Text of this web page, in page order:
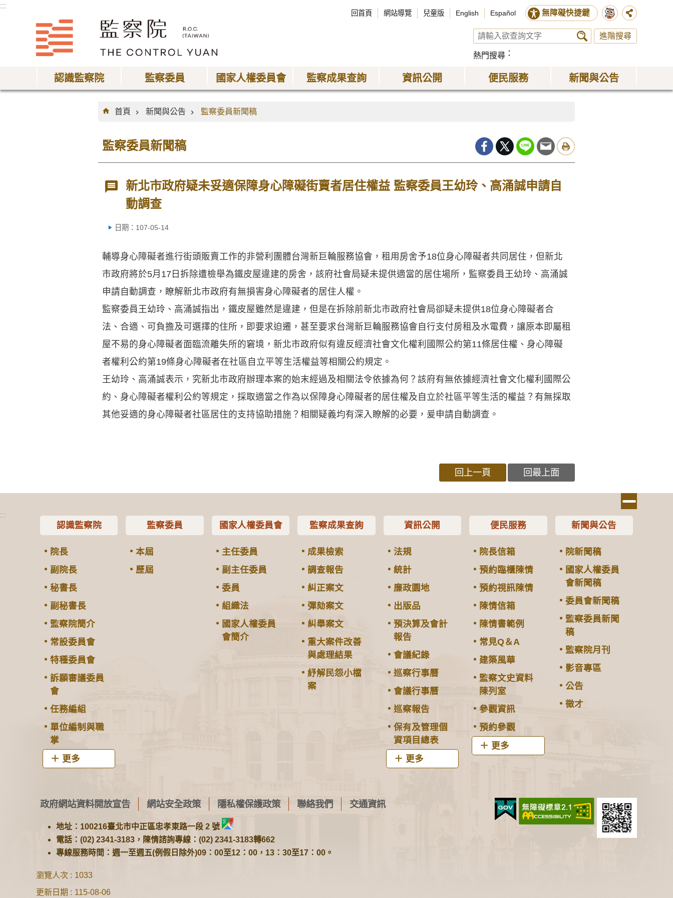
:::
回首頁 網站導覽 兒童版 English Español 無障礙快捷鍵
進階搜尋
熱門搜尋
認識監察院 監察委員 國家人權委員會 監察成果查詢 資訊公開 便民服務 新聞與公告
:::
首頁
新聞與公告 監察委員新聞稿
監察委員新聞稿
新北市政府疑未妥適保障身心障礙街賣者居住權益 監察委員王幼玲、高涌誠申請自
動調查
日期：107-05-14
輔導身心障礙者進行街頭販賣工作的非營利團體台灣新巨輪服務協會，租用房舍予18位身心障礙者共同居住，但新北
市政府將於5月17日拆除遭檢舉為鐵皮屋違建的房舍，該府社會局疑未提供適當的居住場所，監察委員王幼玲、高涌誠
申請自動調查，瞭解新北市政府有無損害身心障礙者的居住人權。
監察委員王幼玲、高涌誠指出，鐵皮屋雖然是違建，但是在拆除前新北市政府社會局卻疑未提供18位身心障礙者合
法、合適、可負擔及可選擇的住所，即要求迫遷，甚至要求台灣新巨輪服務協會自行支付房租及水電費，讓原本即屬租
屋不易的身心障礙者面臨流離失所的窘境，新北市政府似有違反經濟社會文化權利國際公約第11條居住權、身心障礙
者權利公約第19條身心障礙者在社區自立平等生活權益等相關公約規定。
王幼玲、高涌誠表示，究新北市政府辦理本案的始末經過及相關法令依據為何？該府有無依據經濟社會文化權利國際公
約、身心障礙者權利公約等規定，採取適當之作為以保障身心障礙者的居住權及自立於社區平等生活的權益？有無採取
其他妥適的身心障礙者社區居住的支持協助措施？相關疑義均有深入瞭解的必要，爰申請自動調查。
回上一頁 回最上面
:::
認識監察院
院長
副院長
秘書長
副秘書長
監察院簡介
常設委員會
特種委員會
訴願審議委員
會
任務編組
單位編制與職
掌
更多
監察委員
本屆
歷屆
國家人權委員會
主任委員
副主任委員
委員
組織法
國家人權委員
會簡介
監察成果查詢
成果檢索
調查報告
糾正案文
彈劾案文
糾舉案文
重大案件改善
與處理結果
紓解民怨小檔
案
資訊公開
法規
統計
廉政園地
出版品
預決算及會計
報告
會議紀錄
巡察行事曆
會議行事曆
巡察報告
保有及管理個
資項目總表
更多
便民服務
院長信箱
預約臨櫃陳情
預約視訊陳情
陳情信箱
陳情書範例
常見Q＆A
建築風華
監察文史資料
陳列室
參觀資訊
預約參觀
更多
新聞與公告
院新聞稿
國家人權委員
會新聞稿
委員會新聞稿
監察委員新聞
稿
監察院月刊
影音專區
公告
徵才
政府網站資料開放宣告 網站安全政策 隱私權保護政策 聯絡我們 交通資訊
地址：100216臺北市中正區忠孝東路一段 2 號
電話：(02) 2341-3183，陳情諮詢專線：(02) 2341-3183轉662
專線服務時間：週一至週五(例假日除外)09：00至12：00，13：30至17：00。
瀏覽人次
1033
更新日期
115-08-06